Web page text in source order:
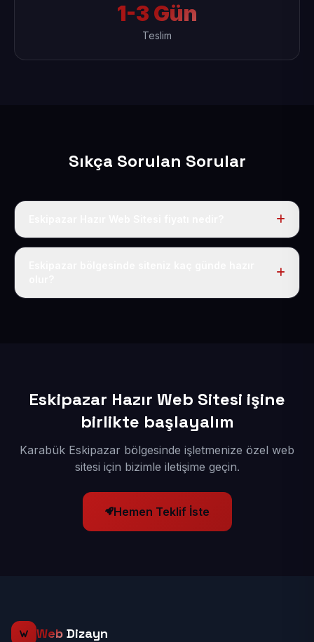
1-3 Gün
Teslim
Sıkça Sorulan Sorular
Tek fiyat uygulanır: yıllık 50 USD + KDV. Bu bedele alan
Eskipazar Hazır Web Sitesi işine
birlikte başlayalım
Karabük Eskipazar bölgesinde işletmenize özel web
sitesi için bizimle iletişime geçin.
Hemen Teklif İste
Web Dizayn